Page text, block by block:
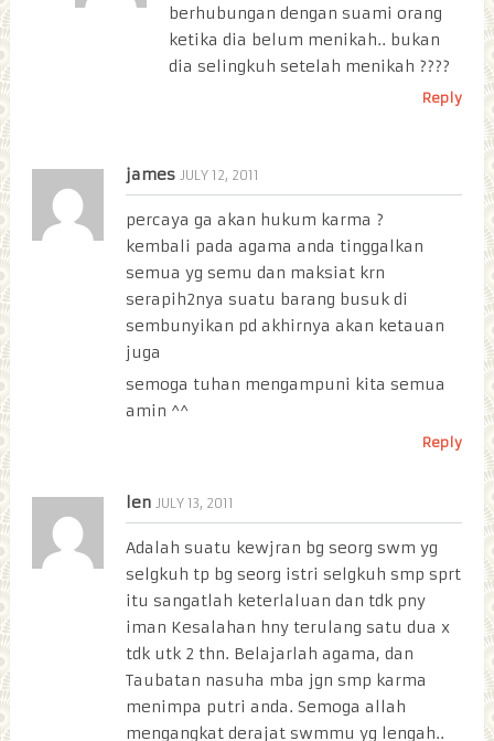
berhubungan dengan suami orang
ketika dia belum menikah.. bukan
dia selingkuh setelah menikah ????
Reply
james JULY 12, 2011
percaya ga akan hukum karma ?
kembali pada agama anda tinggalkan
semua yg semu dan maksiat krn
serapih2nya suatu barang busuk di
sembunyikan pd akhirnya akan ketauan
juga
semoga tuhan mengampuni kita semua
amin ^^
Reply
len JULY 13, 2011
Adalah suatu kewjran bg seorg swm yg
selgkuh tp bg seorg istri selgkuh smp sprt
itu sangatlah keterlaluan dan tdk pny
iman Kesalahan hny terulang satu dua x
tdk utk 2 thn. Belajarlah agama, dan
Taubatan nasuha mba jgn smp karma
menimpa putri anda. Semoga allah
mengangkat derajat swmmu yg lengah..